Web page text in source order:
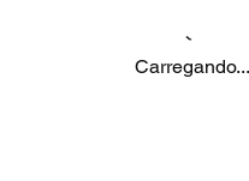
Carregando...